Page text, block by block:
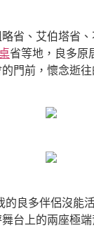
省、艾伯塔省
省等地，良多原
門前，懷念逝往
的良多伴侶沒能
台上的兩座極